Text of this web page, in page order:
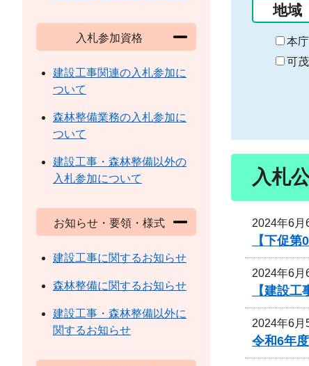
の
始
ま
り
地域
本庁
可
入札
2024年6月
【下促
2024年6月
【建設
2024年6月
令和6年
入札参加資格
建設工事関連の入札参加に
ついて
森林整備業務の入札参加に
ついて
建設工事・森林整備以外の
入札参加について
お知らせ・要領・様式
建設工事に関するお知らせ
森林整備に関するお知らせ
建設工事・森林整備以外に
関するお知らせ